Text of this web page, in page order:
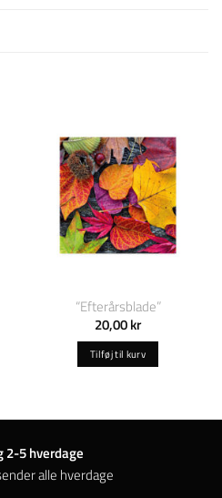
“Efterårsblade”
20,00kr
Tilføj til kurv
2-5 hverdage
alle hverdage